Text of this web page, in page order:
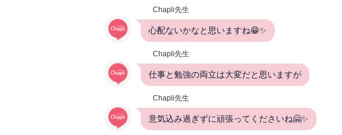
Chapli先生
心配ないかなと思いますね😁✨
Chapli先生
仕事と勉強の両立は大変だと思いますが
Chapli先生
意気込み過ぎずに頑張ってくださいね🤗✨